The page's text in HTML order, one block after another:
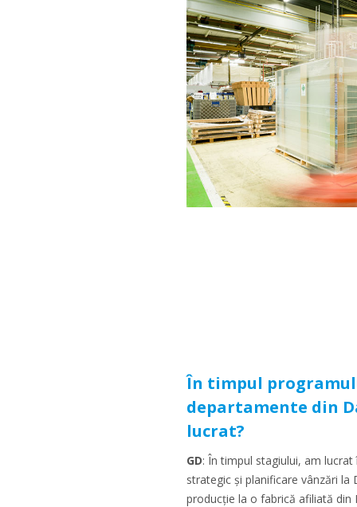
În timpul
departamente din
lucrat?
GD: În timpul stagiului, am
strategic și planificare vânzări la
producție la o fabrică afiliată din